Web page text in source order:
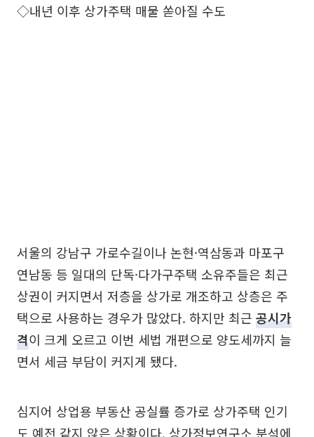
◇내년 이후 상가주택 매물 쏟아질 수도
서울의 강남구 가로수길이나 논현·역삼동과 마포구
연남동 등 일대의 단독·다가구주택 소유주들은 최근
상권이 커지면서 저층을 상가로 개조하고 상층은 주
택으로 사용하는 경우가 많았다. 하지만 최근 공시가
격이 크게 오르고 이번 세법 개편으로 양도세까지 늘
면서 세금 부담이 커지게 됐다.
심지어 상업용 부동산 공실률 증가로 상가주택 인기
도 예전 같지 않은 상황이다. 상가정보연구소 분석에